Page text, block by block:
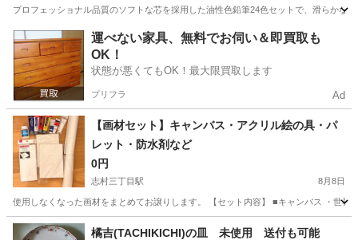
プロフェッショナル品質のソフトな芯を採用した油性色鉛筆24色セットで、滑らかな
東京 板橋区 志村三丁目駅 その他
運べない家具、無料でお伺い＆即買取も
OK！
状態が悪くてもOK！最大限買取します
プリフラ Ad
【画材セット】キャンバス・アクリル絵の具・パ
レット・防水剤など
0円
志村三丁目駅 8月8日
使用しなくなった画材をまとめてお譲りします。 【セット内容】 ■キャンバス ・世
東京 板橋区 志村三丁目駅 その他 絵の具
橘吉(TACHIKICHI)の皿 未使用 送付も可能